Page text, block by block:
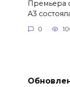
Премьера
A3
0